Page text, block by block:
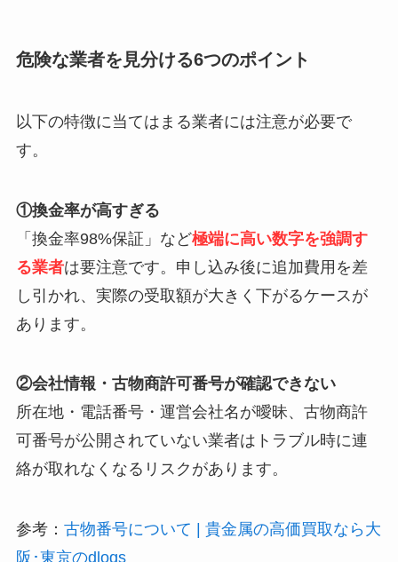
危険な業者を見分ける6つのポイント
以下の特徴に当てはまる業者には注意が必要で
す。
①換金率が高すぎる
「換金率98%保証」など極端に高い数字を強調す
る業者は要注意です。申し込み後に追加費用を差
し引かれ、実際の受取額が大きく下がるケースが
あります。
②会社情報・古物商許可番号が確認できない
所在地・電話番号・運営会社名が曖昧、古物商許
可番号が公開されていない業者はトラブル時に連
絡が取れなくなるリスクがあります。
参考： 古物番号について | 貴金属の高価買取なら大
阪･東京のdlogs